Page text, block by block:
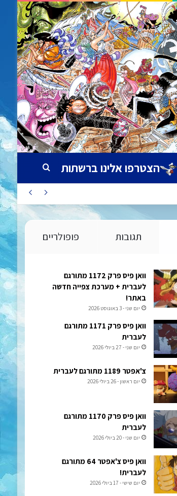
הצטרפו אלינו ברשתות חיפוש עבור
תגובות פופולריים
וואן פיס פרק 1172 מתורגם
לעברית + מערכת צפייה חדשה
באתר!
יום שני - 3 באוגוסט 2026
וואן פיס פרק 1171 מתורגם
לעברית
יום שני - 27 ביולי 2026
צ'אפטר 1189 מתורגם לעברית
יום ראשון - 26 ביולי 2026
וואן פיס פרק 1170 מתורגם
לעברית
יום שני - 20 ביולי 2026
וואן פיס צ'אפטר 64 מתורגם
לעברית!
יום שישי - 17 ביולי 2026